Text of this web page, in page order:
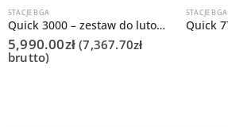
STACJE BGA
Quick 3000 – zestaw do lutowania rozpływowego
5,990.00zł (7,367.70zł
brutto)
STACJE BGA